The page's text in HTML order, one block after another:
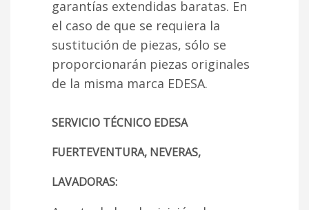
garantías extendidas baratas. En
el caso de que se requiera la
sustitución de piezas, sólo se
proporcionarán piezas originales
de la misma marca EDESA.
SERVICIO TÉCNICO EDESA
FUERTEVENTURA, NEVERAS,
LAVADORAS: